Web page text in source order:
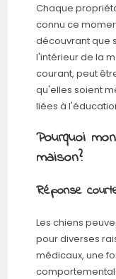
Chaque
connu ce
découvrant que
l'intérieur de la
courant, peut
qu'elles soient
liées à
Pourquoi
maison?
Réponse
Les chiens
pour diverses
médicaux, une